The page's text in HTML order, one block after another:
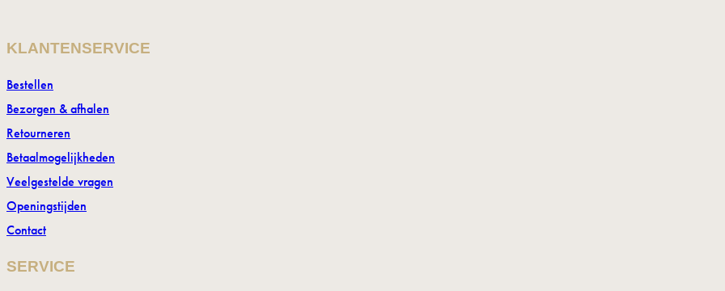
KLANTENSERVICE
Bestellen
Bezorgen & afhalen
Retourneren
Betaalmogelijkheden
Veelgestelde vragen
Openingstijden
Contact
SERVICE